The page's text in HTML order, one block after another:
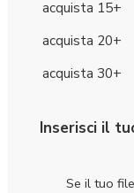
acquista 15+
acquista 20+
acquista 30+
Inserisci il
Se il tuo